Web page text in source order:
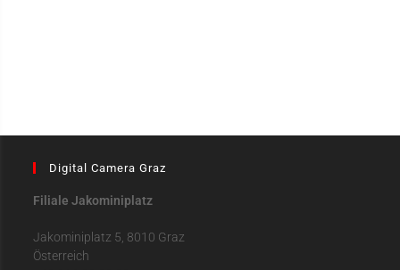
Digital Camera Graz
Filiale Jakominiplatz
Jakominiplatz 5, 8010 Graz
Österreich